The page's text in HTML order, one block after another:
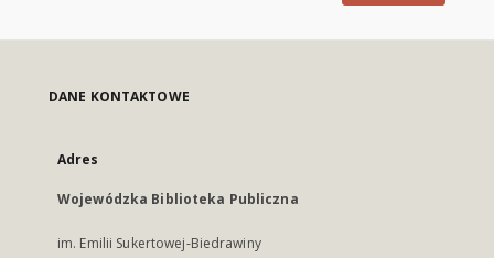
DANE KONTAKTOWE
Adres
Wojewódzka Biblioteka Publiczna
im. Emilii Sukertowej-Biedrawiny